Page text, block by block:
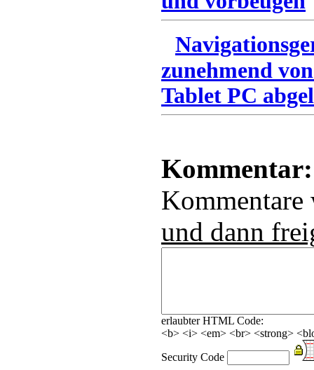
zunehmend
Tablet PC
Kommentar:
und dann
erlaubter HTML Code:
<b> <i> <em> <br> <strong>
Security Code